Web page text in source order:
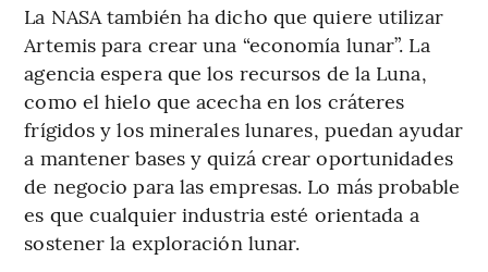
La NASA también ha dicho que quiere utilizar
Artemis para crear una “economía lunar”. La
agencia espera que los recursos de la Luna,
como el hielo que acecha en los cráteres
frígidos y los minerales lunares, puedan ayudar
a mantener bases y quizá crear oportunidades
de negocio para las empresas. Lo más probable
es que cualquier industria esté orientada a
sostener la exploración lunar.